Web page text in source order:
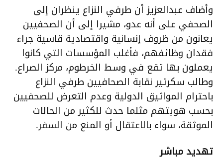
وأضاف عبدالعزيز أن طرفي النزاع ينظران إلى
الصحفي على أنه عدو، مشيرا إلى أن الصحفيين
يعانون من ظروف إنسانية واقتصادية قاسية جراء
فقدان وظائفهم، فأغلب المؤسسات التي كانوا
يعملون بها تقع في وسط الخرطوم، مركز الصراع.
وطالب سكرتير نقابة الصحافيين طرفي النزاع
باحترام المواثيق الدولية وعدم التعرض للصحفيين
بحسب هويتهم مثلما حدث للكثير من الحالات
الموثقة، سواء بالاعتقال أو المنع من السفر.
تهديد مباشر